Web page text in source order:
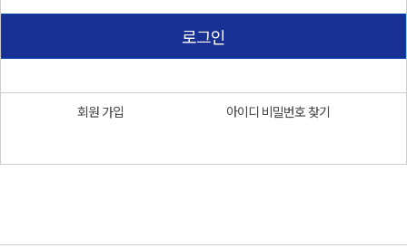
로그인
회원 가입 아이디 비밀번호 찾기